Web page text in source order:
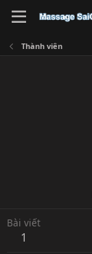
Thành viên
Bài viết
1